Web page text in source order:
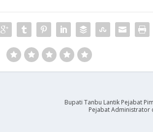
Bupati Tanbu Lantik Pejabat
Pejabat Administrator